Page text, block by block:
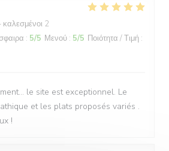
2
: 5/5 Μενού : 5/5 Ποιότητα / Τιμή :
le site est exceptionnel. Le
et les plats proposés variés .
!